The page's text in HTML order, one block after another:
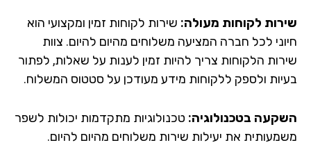
לקוחות מעולה:שירות לקוחות זמין ומקצועי הוא
לכל חברה המציעה משלוחים מהיום להיום. צוות
הלקוחות צריך להיות זמין לענות על שאלות, לפתור
ולספק ללקוחות מידע מעודכן על סטטוס המשלוח.
בטכנולוגיה:טכנולוגיות מתקדמות יכולות לשפר
את יעילות שירות משלוחים מהיום להיום.